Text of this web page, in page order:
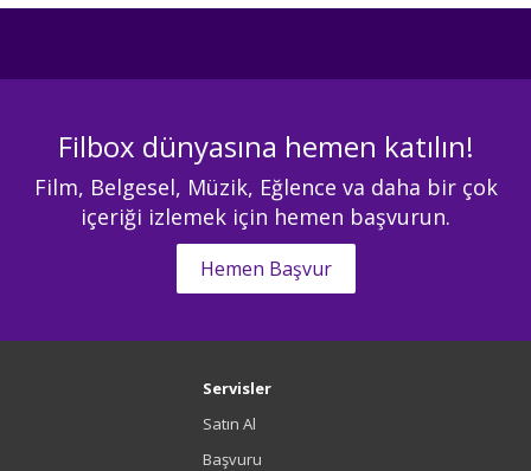
Filbox dünyasına hemen katılın!
Film, Belgesel, Müzik, Eğlence va daha bir çok
içeriği izlemek için hemen başvurun.
Hemen Başvur
Servisler
Satın Al
Başvuru